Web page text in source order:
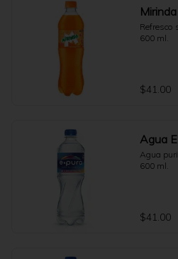
Mirinda
Refresco
600 ml.
$41.00
Agua
Agua
600 ml.
$41.00